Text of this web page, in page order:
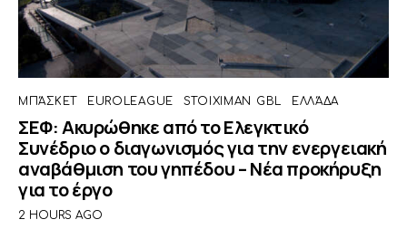
ΜΠΆΣΚΕΤ EUROLEAGUE STOIXIMAN GBL ΕΛΛΆΔΑ
ΣΕΦ: Ακυρώθηκε από το Ελεγκτικό
Συνέδριο ο διαγωνισμός για την ενεργειακή
αναβάθμιση του γηπέδου – Νέα προκήρυξη
για το έργο
2 HOURS AGO